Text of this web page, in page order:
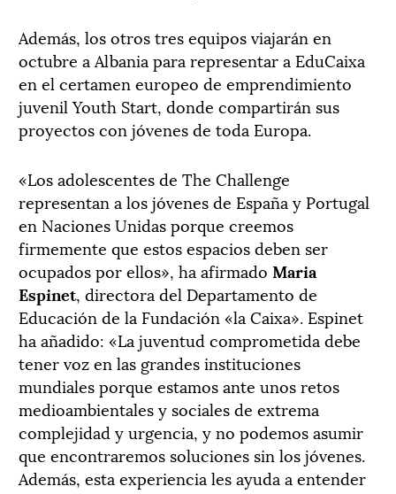
Además, los otros tres equipos viajarán en
octubre a Albania para representar a EduCaixa
en el certamen europeo de emprendimiento
juvenil Youth Start, donde compartirán sus
proyectos con jóvenes de toda Europa.
«Los adolescentes de The Challenge
representan a los jóvenes de España y Portugal
en Naciones Unidas porque creemos
firmemente que estos espacios deben ser
ocupados por ellos», ha afirmado Maria
Espinet, directora del Departamento de
Educación de la Fundación «la Caixa». Espinet
ha añadido: «La juventud comprometida debe
tener voz en las grandes instituciones
mundiales porque estamos ante unos retos
medioambientales y sociales de extrema
complejidad y urgencia, y no podemos asumir
que encontraremos soluciones sin los jóvenes.
Además, esta experiencia les ayuda a entender